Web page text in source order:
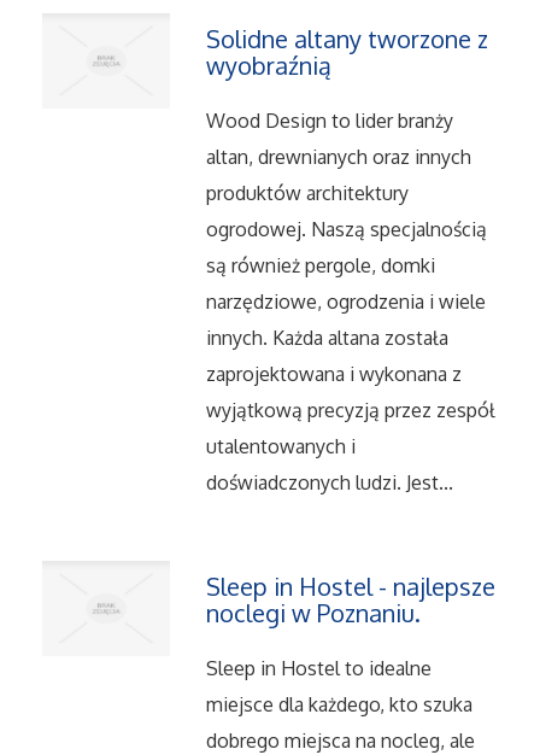
Uroda
Kosmetyki
Leczenie
Salony Kosmetyczne
Sprzęt Medyczny
Oprogramowanie
Oprogramowanie
Kontakt
Solidne altany tworzone z
wyobraźnią
Wood Design to lider branży
altan, drewnianych oraz innych
produktów architektury
ogrodowej. Naszą specjalnością
są również pergole, domki
narzędziowe, ogrodzenia i wiele
innych. Każda altana została
zaprojektowana i wykonana z
wyjątkową precyzją przez zespół
utalentowanych i
doświadczonych ludzi. Jest...
Sleep in Hostel - najlepsze
noclegi w Poznaniu.
Sleep in Hostel to idealne
miejsce dla każdego, kto szuka
dobrego miejsca na nocleg, ale